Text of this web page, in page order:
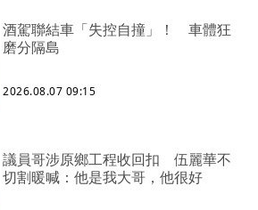
酒駕聯結車「失控自撞」！ 車體狂
磨分隔島
2026.08.07 09:15
議員哥涉原鄉工程收回扣 伍麗華不
切割暖喊：他是我大哥，他很好